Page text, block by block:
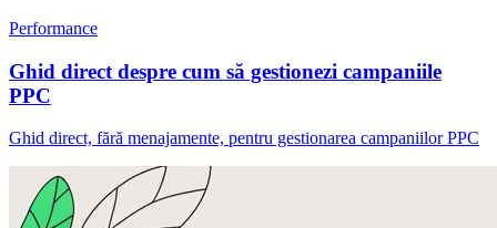
Performance
Ghid direct despre cum să gestionezi campaniile
PPC
Ghid direct, fără menajamente, pentru gestionarea campaniilor PPC